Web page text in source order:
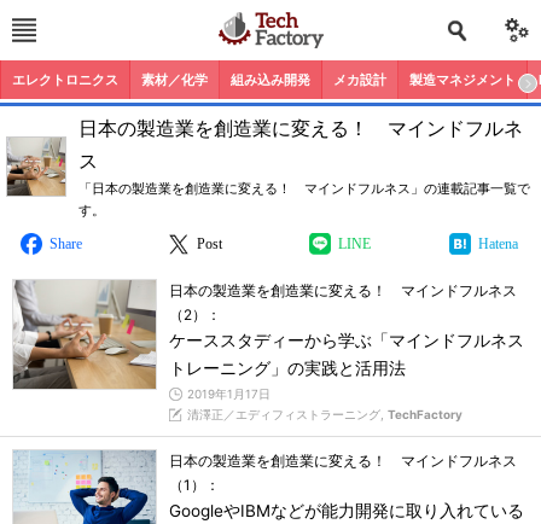
エレクトロニクス 素材／化学 組み込み開発 メカ設計 製造マネジメント
日本の製造業を創造業に変える！ マインドフルネ
ス
「日本の製造業を創造業に変える！ マインドフルネス」の連載記事一覧で
す。
Share
Post LINE Hatena
日本の製造業を創造業に変える！ マインドフルネス
（2）：
ケーススタディーから学ぶ「マインドフルネス
トレーニング」の実践と活用法
2019年1月17日
清澤正／エディフィストラーニング, TechFactory
日本の製造業を創造業に変える！ マインドフルネス
（1）：
GoogleやIBMなどが能力開発に取り入れている